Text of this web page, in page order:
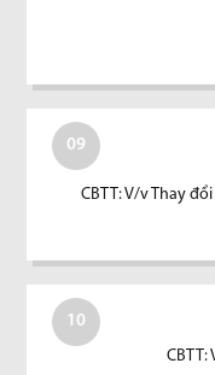
09
CBTT: V/v Thay
10
CBTT: